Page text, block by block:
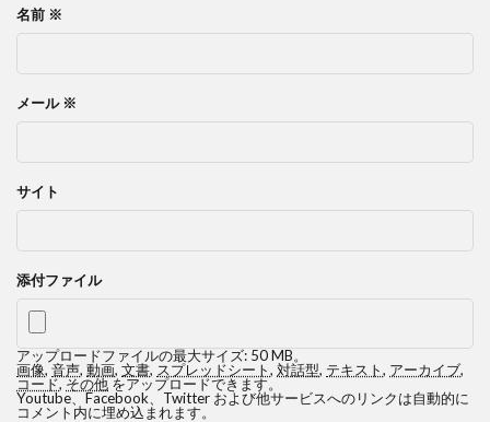
名前 ※
メール ※
サイト
添付ファイル
アップロードファイルの最大サイズ: 50 MB。
画像, 音声, 動画, 文書, スプレッドシート, 対話型, テキスト, アーカイブ,
コード,その他をアップロードできます。
Youtube、Facebook、Twitter および他サービスへのリンクは自動的に
コメント内に埋め込まれます。